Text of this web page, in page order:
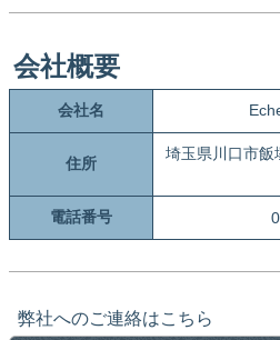
会社概要
会社名
住所
埼玉県川口市飯
電話番号
弊社へのご連絡はこちら